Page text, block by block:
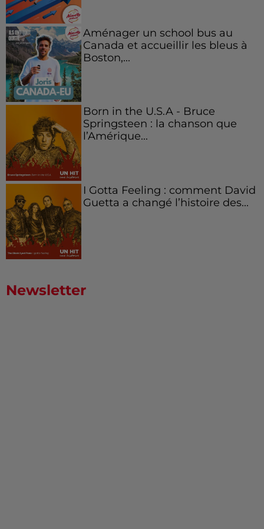
Aménager un school bus au
Canada et accueillir les bleus à
Boston,...
Born in the U.S.A - Bruce
Springsteen : la chanson que
l’Amérique...
I Gotta Feeling : comment David
Guetta a changé l’histoire des...
Newsletter